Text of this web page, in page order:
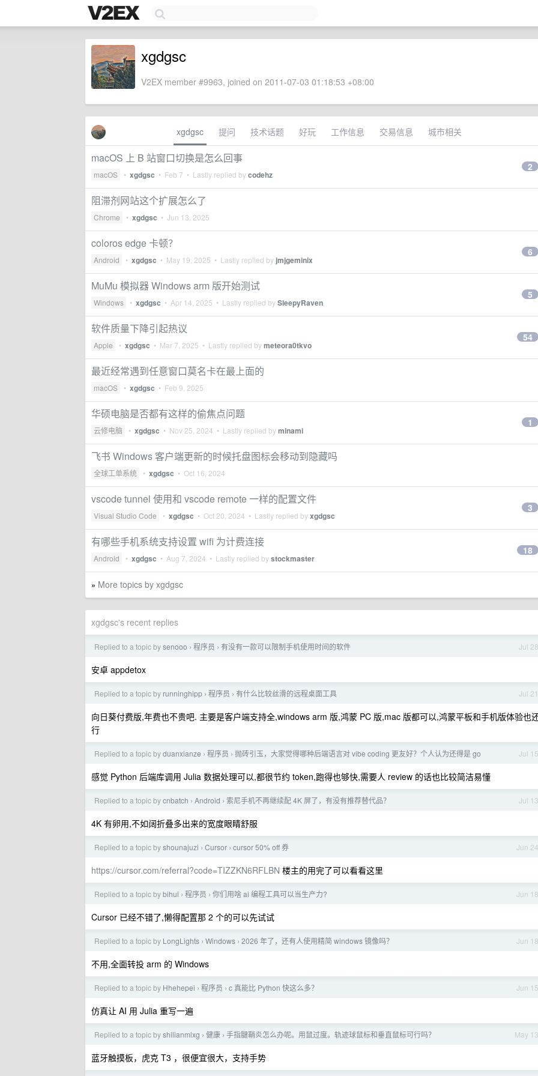
xgdgsc
V2EX member #9963, joined on 2011-07-03 01:18:53 +08:00
xgdgsc 提问 技术话题 好玩 工作信息 交易信息 城市相关
macOS 上 B 站窗口切换是怎么回事
macOS • xgdgsc • Feb 7 • Lastly replied bycodehz
2
阻滞剂网站这个扩展怎么了
Chrome • xgdgsc • Jun 13, 2025
coloros edge 卡顿？
Android • xgdgsc • May 19, 2025 • Lastly replied by jmjgeminix
6
MuMu 模拟器 Windows arm 版开始测试
Windows • xgdgsc • Apr 14, 2025 • Lastly replied bySleepyRaven
5
软件质量下降引起热议
Apple • xgdgsc • Mar 7, 2025 • Lastly replied bymeteora0tkvo
54
最近经常遇到任意窗口莫名卡在最上面的
macOS • xgdgsc • Feb 9, 2025
华硕电脑是否都有这样的偷焦点问题
云修电脑 • xgdgsc • Nov 25, 2024 • Lastly replied byminami
1
飞书 Windows 客户端更新的时候托盘图标会移动到隐藏吗
全球工单系统 • xgdgsc • Oct 16, 2024
vscode tunnel 使用和 vscode remote 一样的配置文件
Visual Studio Code • xgdgsc • Oct 20, 2024 • Lastly replied byxgdgsc
3
有哪些手机系统支持设置 wifi 为计费连接
Android • xgdgsc • Aug 7, 2024 • Lastly replied bystockmaster
18
» More topics by xgdgsc
xgdgsc's recent replies
Jul 28
Replied to a topic bysenooo › 程序员 › 有没有一款可以限制手机使用时间的软件
安卓 appdetox
Jul 21
Replied to a topic by runninghipp › 程序员 › 有什么比较丝滑的远程桌面工具
向日葵付费版,年费也不贵吧. 主要是客户端支持全,windows arm 版,鸿蒙 PC 版,mac 版都可以,鸿蒙平板和手机版体验也
行
Jul 15
Replied to a topic byduanxianze › 程序员 › 抛砖引玉，大家觉得哪种后端语言对 vibe coding 更友好？个人认为还得是 go
感觉 Python 后端库调用 Julia 数据处理可以,都很节约 token,跑得也够快,需要人 review 的话也比较简洁易懂
Jul 13
Replied to a topic bycnbatch › Android › 索尼手机不再继续配 4K 屏了，有没有推荐替代品？
4K 有卵用,不如阔折叠多出来的宽度眼睛舒服
Jun 24
Replied to a topic byshounajuzi › Cursor › cursor 50% off 券
https://cursor.com/referral?code=TIZZKN6RFLBN 楼主的用完了可以看看这里
Jun 18
Replied to a topic bybihui › 程序员 › 你们用啥 ai 编程工具可以当生产力?
Cursor 已经不错了,懒得配置那 2 个的可以先试试
Jun 18
Replied to a topic by LongLights › Windows › 2026 年了，还有人使用精简 windows 镜像吗？
不用,全面转投 arm 的 Windows
Jun 15
Replied to a topic by Hhehepei › 程序员 › c 真能比 Python 快这么多？
仿真让 AI 用 Julia 重写一遍
May 13
Replied to a topic byshilianmlxg › 健康 › 手指腱鞘炎怎么办呢。用鼠过度。轨迹球鼠标和垂直鼠标可行吗？
蓝牙触摸板，虎克 T3 ，很便宜很大，支持手势